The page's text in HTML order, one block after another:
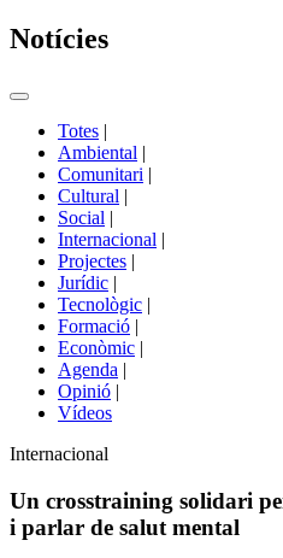
Notícies
Commutador
portals
Totes |
Ambiental |
Comunitari |
Cultural |
Social |
Internacional |
Projectes |
Jurídic |
Tecnològic |
Formació |
Econòmic |
Agenda |
Opinió |
Vídeos
Àmbit
la
notícia
Internacional
Un crosstraining solidari
i parlar de salut mental